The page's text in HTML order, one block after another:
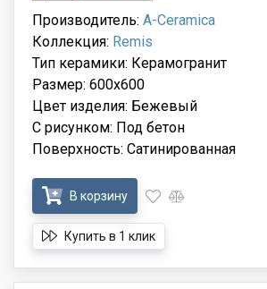
Производитель: A-Ceramica
Коллекция: Remis
Тип керамики: Керамогранит
Размер: 600x600
Цвет изделия: Бежевый
С рисунком: Под бетон
Поверхность: Сатинированная
В корзину
Купить в 1 клик